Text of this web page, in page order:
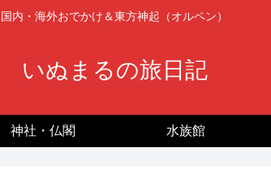
国内・海外おでかけ＆東方神起（オルペン）
いぬまるの旅日記
神社・仏閣 水族館